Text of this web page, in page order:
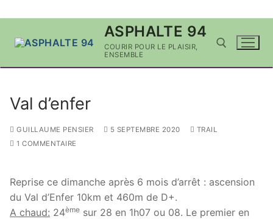
ASPHALTE 94
COURIR POUR LE PLAISIR,
ENSEMBLE
Val d’enfer
GUILLAUME PENSIER 5 SEPTEMBRE 2020
TRAIL
1 COMMENTAIRE
Reprise ce dimanche après 6 mois d’arrêt : ascension
du Val d’Enfer 10km et 460m de D+.
A chaud: 24ème sur 28 en 1h07 ou 08. Le premier en